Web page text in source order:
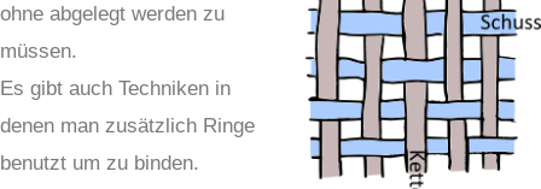
ohne abgelegt werden zu
müssen.
Es gibt auch Techniken in
denen man zusätzlich Ringe
benutzt um zu binden.